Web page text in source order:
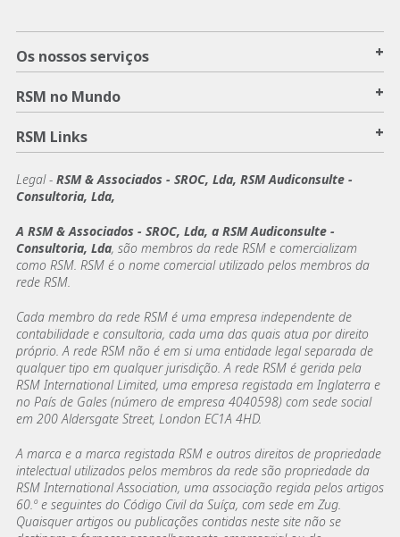
Os nossos serviços +
RSM no Mundo +
RSM Links +
Legal - RSM & Associados - SROC, Lda, RSM Audiconsulte -
Consultoria, Lda,
A RSM & Associados - SROC, Lda, a RSM Audiconsulte -
Consultoria, Lda, são membros da rede RSM e comercializam
como RSM. RSM é o nome comercial utilizado pelos membros da
rede RSM.
Cada membro da rede RSM é uma empresa independente de
contabilidade e consultoria, cada uma das quais atua por direito
próprio. A rede RSM não é em si uma entidade legal separada de
qualquer tipo em qualquer jurisdição. A rede RSM é gerida pela
RSM International Limited, uma empresa registada em Inglaterra e
no País de Gales (número de empresa 4040598) com sede social
em 200 Aldersgate Street, London EC1A 4HD.
A marca e a marca registada RSM e outros direitos de propriedade
intelectual utilizados pelos membros da rede são propriedade da
RSM International Association, uma associação regida pelos artigos
60.º e seguintes do Código Civil da Suíça, com sede em Zug.
Quaisquer artigos ou publicações contidas neste site não se